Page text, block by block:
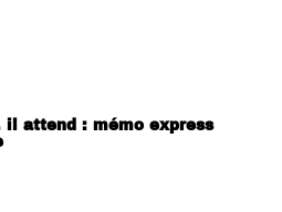
il attend : mémo express